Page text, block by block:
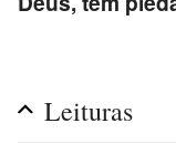
Leituras